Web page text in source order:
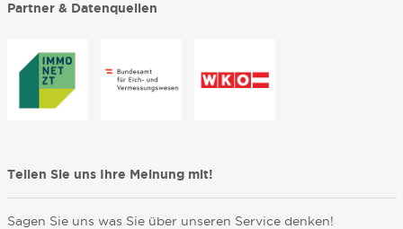
Partner & Datenquellen
Teilen Sie uns Ihre Meinung mit!
Sagen Sie uns was Sie über unseren Service denken!